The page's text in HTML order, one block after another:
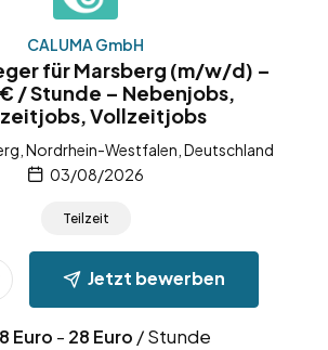
CALUMA GmbH
für Marsberg (m/w/d) –
/ Stunde – Nebenjobs,
Vollzeitjobs
Nordrhein-Westfalen, Deutschland
03/08/2026
Teilzeit
Jetzt bewerben
Euro - 28 Euro / Stunde